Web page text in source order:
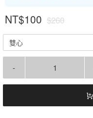
NT$100 $260
雙心
-